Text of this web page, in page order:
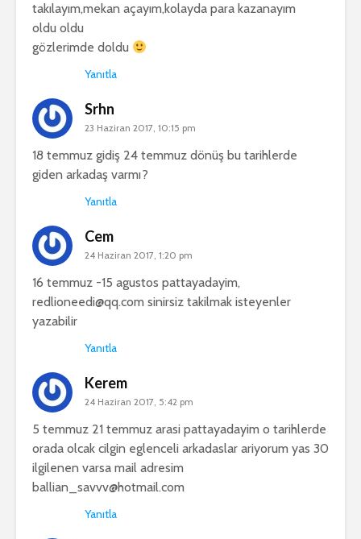
takılayım,mekan açayım,kolayda para kazanayım
oldu oldu
gözlerimde doldu
Yanıtla
Srhn
23 Haziran 2017, 10:15 pm
18 temmuz gidiş 24 temmuz dönüş bu tarihlerde
giden arkadaş varmı?
Yanıtla
Cem
24 Haziran 2017, 1:20 pm
16 temmuz -15 agustos pattayadayim,
redlioneedi@qq.com sinirsiz takilmak isteyenler
yazabilir
Yanıtla
Kerem
24 Haziran 2017, 5:42 pm
5 temmuz 21 temmuz arasi pattayadayim o tarihlerde
orada olcak cilgin eglenceli arkadaslar ariyorum yas 30
ilgilenen varsa mail adresim
ballian_savvv@hotmail.com
Yanıtla